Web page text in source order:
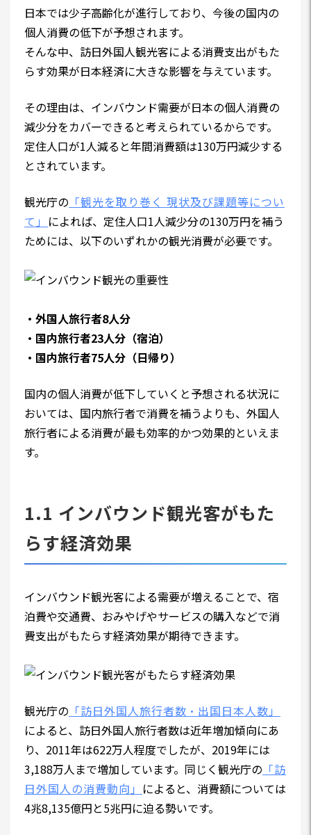
日本では少子高齢化が進行しており、今後の国内の
個人消費の低下が予想されます。
そんな中、訪日外国人観光客による消費支出がもた
らす効果が日本経済に大きな影響を与えています。
その理由は、インバウンド需要が日本の個人消費の
減少分をカバーできると考えられているからです。
定住人口が1人減ると年間消費額は130万円減少する
とされています。
観光庁の 「観光を取り巻く 現状及び課題等につい
て」 によれば、定住人口1人減少分の130万円を補う
ためには、以下のいずれかの観光消費が必要です。
・外国人旅行者8人分
・国内旅行者23人分（宿泊）
・国内旅行者75人分（日帰り）
国内の個人消費が低下していくと予想される状況に
おいては、国内旅行者で消費を補うよりも、外国人
旅行者による消費が最も効率的かつ効果的といえま
す。
1.1 インバウンド観光客がもた
らす経済効果
インバウンド観光客による需要が増えることで、宿
泊費や交通費、おみやげやサービスの購入などで消
費支出がもたらす経済効果が期待できます。
観光庁の 「訪日外国人旅行者数・出国日本人数」
によると、訪日外国人旅行者数は近年増加傾向にあ
り、2011年は622万人程度でしたが、2019年には
3,188万人まで増加しています。同じく観光庁の 「訪
日外国人の消費動向」 によると、消費額については
4兆8,135億円と5兆円に迫る勢いです。